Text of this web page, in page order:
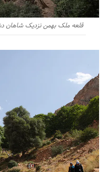
قلعه ملک بهمن نزدیک شاهان